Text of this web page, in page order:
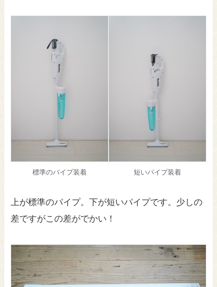
標準のパイプ装着 短いパイプ装着
上が標準のパイプ。下が短いパイプです。少しの
差ですがこの差がでかい！